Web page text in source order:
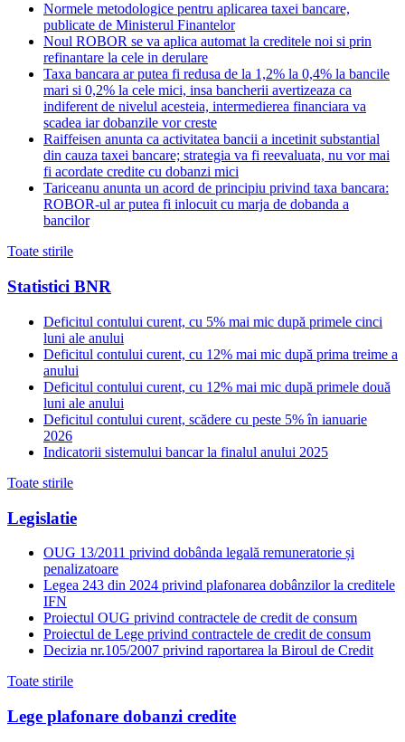
Normele metodologice pentru aplicarea taxei bancare,
publicate de Ministerul Finantelor
Noul ROBOR se va aplica automat la creditele noi si prin
refinantare la cele in derulare
Taxa bancara ar putea fi redusa de la 1,2% la 0,4% la bancile
mari si 0,2% la cele mici, insa bancherii avertizeaza ca
indiferent de nivelul acesteia, intermedierea financiara va
scadea iar dobanzile vor creste
Raiffeisen anunta ca activitatea bancii a incetinit substantial
din cauza taxei bancare; strategia va fi reevaluata, nu vor mai
fi acordate credite cu dobanzi mici
Tariceanu anunta un acord de principiu privind taxa bancara:
ROBOR-ul ar putea fi inlocuit cu marja de dobanda a
bancilor
Toate stirile
Statistici BNR
Deficitul contului curent, cu 5% mai mic după primele cinci
luni ale anului
Deficitul contului curent, cu 12% mai mic după prima treime a
anului
Deficitul contului curent, cu 12% mai mic după primele două
luni ale anului
Deficitul contului curent, scădere cu peste 5% în ianuarie
2026
Indicatorii sistemului bancar la finalul anului 2025
Toate stirile
Legislatie
OUG 13/2011 privind dobânda legală remuneratorie și
penalizatoare
Legea 243 din 2024 privind plafonarea dobânzilor la creditele
IFN
Proiectul OUG privind contractele de credit de consum
Proiectul de Lege privind contractele de credit de consum
Decizia nr.105/2007 privind raportarea la Biroul de Credit
Toate stirile
Lege plafonare dobanzi credite